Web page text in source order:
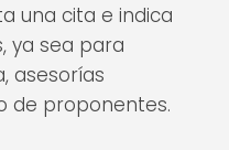
una cita e indica
ya sea para
asesorías
de proponentes.